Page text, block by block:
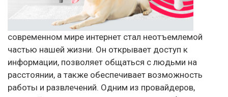
современном мире интернет стал неотъемлемой
частью нашей жизни. Он открывает доступ к
информации, позволяет общаться с людьми на
расстоянии, а также обеспечивает возможность
работы и развлечений. Одним из провайдеров,